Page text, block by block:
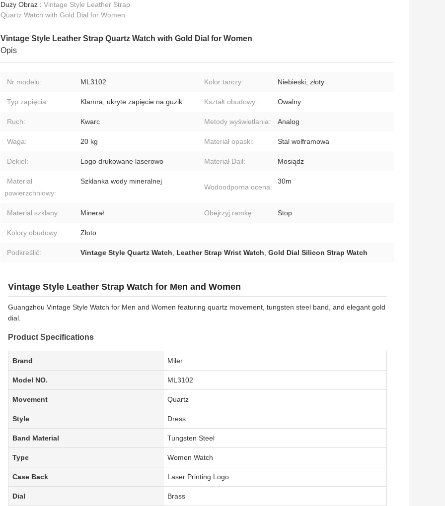
Duży Obraz : Vintage Style Leather Strap
Quartz Watch with Gold Dial for Women
Vintage Style Leather Strap Quartz Watch with Gold Dial for Women
Opis
Nr modelu: ML3102 Kolor tarczy: Niebieski, złoty
Typ zapięcia: Klamra, ukryte zapięcie na guzik Kształt obudowy: Owalny
Ruch: Kwarc Metody wyświetlania: Analog
Waga: 20 kg Materiał opaski: Stal wolframowa
Dekiel: Logo drukowane laserowo Materiał Dail: Mosiądz
Materiał
powierzchniowy:
Szklanka wody mineralnej
Wodoodporna ocena:
30m
Materiał szklany: Minerał Obejrzyj ramkę: Stop
Kolory obudowy: Złoto
Podkreślić: Vintage Style Quartz Watch, Leather Strap Wrist Watch, Gold Dial Silicon Strap Watch
Vintage Style Leather Strap Watch for Men and Women
Guangzhou Vintage Style Watch for Men and Women featuring quartz movement, tungsten steel band, and elegant gold
dial.
Product Specifications
Brand Miler
Model NO. ML3102
Movement Quartz
Style Dress
Band Material Tungsten Steel
Type Women Watch
Case Back Laser Printing Logo
Dial Brass